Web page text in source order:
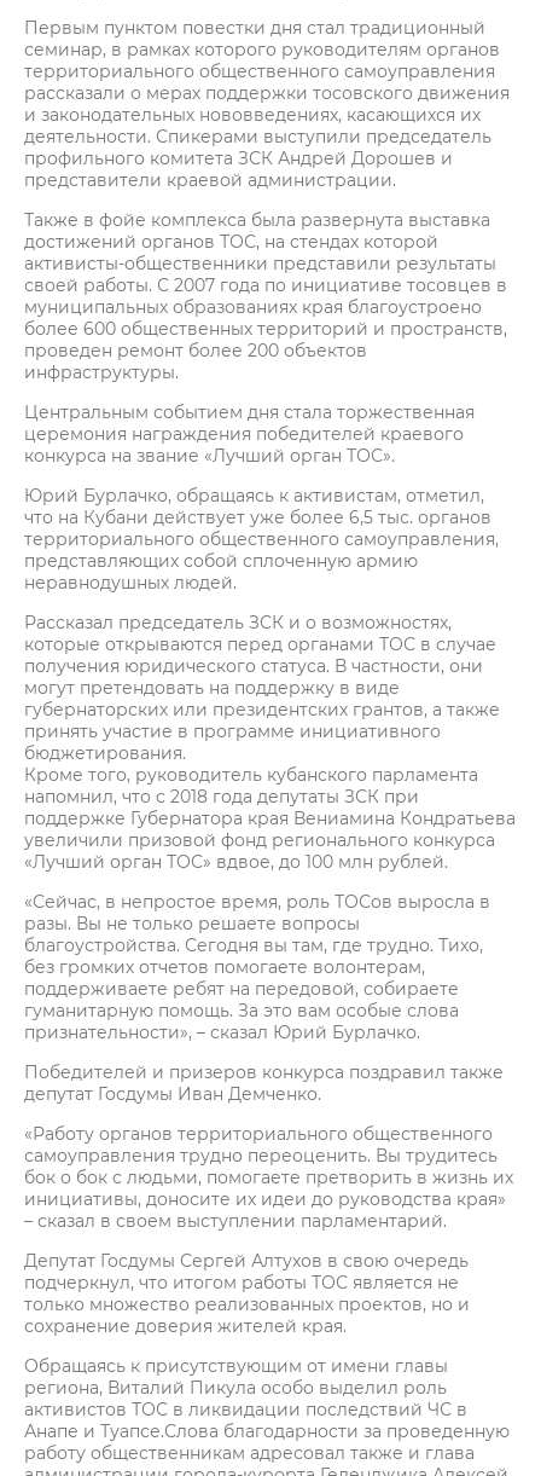
Первым пунктом повестки дня стал традиционный
семинар, в рамках которого руководителям органов
территориального общественного самоуправления
рассказали о мерах поддержки тосовского движения
и законодательных нововведениях, касающихся их
деятельности. Спикерами выступили председатель
профильного комитета ЗСК Андрей Дорошев и
представители краевой администрации.
Также в фойе комплекса была развернута выставка
достижений органов ТОС, на стендах которой
активисты-общественники представили результаты
своей работы. С 2007 года по инициативе тосовцев в
муниципальных образованиях края благоустроено
более 600 общественных территорий и пространств,
проведен ремонт более 200 объектов
инфраструктуры.
Центральным событием дня стала торжественная
церемония награждения победителей краевого
конкурса на звание «Лучший орган ТОС».
Юрий Бурлачко, обращаясь к активистам, отметил,
что на Кубани действует уже более 6,5 тыс. органов
территориального общественного самоуправления,
представляющих собой сплоченную армию
неравнодушных людей.
Рассказал председатель ЗСК и о возможностях,
которые открываются перед органами ТОС в случае
получения юридического статуса. В частности, они
могут претендовать на поддержку в виде
губернаторских или президентских грантов, а также
принять участие в программе инициативного
бюджетирования.
Кроме того, руководитель кубанского парламента
напомнил, что с 2018 года депутаты ЗСК при
поддержке Губернатора края Вениамина Кондратьева
увеличили призовой фонд регионального конкурса
«Лучший орган ТОС» вдвое, до 100 млн рублей.
«Сейчас, в непростое время, роль ТОСов выросла в
разы. Вы не только решаете вопросы
благоустройства. Сегодня вы там, где трудно. Тихо,
без громких отчетов помогаете волонтерам,
поддерживаете ребят на передовой, собираете
гуманитарную помощь. За это вам особые слова
признательности», – сказал Юрий Бурлачко.
Победителей и призеров конкурса поздравил также
депутат Госдумы Иван Демченко.
«Работу органов территориального общественного
самоуправления трудно переоценить. Вы трудитесь
бок о бок с людьми, помогаете претворить в жизнь их
инициативы, доносите их идеи до руководства края»
– сказал в своем выступлении парламентарий.
Депутат Госдумы Сергей Алтухов в свою очередь
подчеркнул, что итогом работы ТОС является не
только множество реализованных проектов, но и
сохранение доверия жителей края.
Обращаясь к присутствующим от имени главы
региона, Виталий Пикула особо выделил роль
активистов ТОС в ликвидации последствий ЧС в
Анапе и Туапсе.Слова благодарности за проведенную
работу общественникам адресовал также и глава